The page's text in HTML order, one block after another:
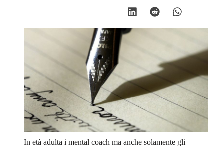
In età adulta i mental coach ma anche solamente gli